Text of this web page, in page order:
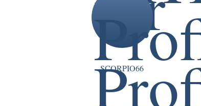
SCORPIO66